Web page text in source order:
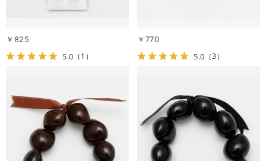
￥825
5.0 （1）
￥770
5.0 （3）